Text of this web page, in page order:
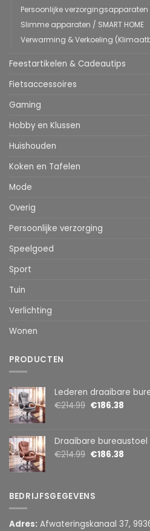
Persoonlijke verzorgingsapparaten
Slimme apparaten / SMART HOME
Verwarming & Verkoeling
Feestartikelen & Cadeautips
Fietsaccessoires
Gaming
Hobby en Klussen
Huishouden
Koken en Tafelen
Mode
Overig
Persoonlijke verzorging
Speelgoed
Sport
Tuin
Verlichting
Wonen
PRODUCTEN
Lederen draaibare
€214.99 €186.38
Draaibare bureaustoel van
€214.99 €186.38
BEDRIJFSGEGEVENS
Adres: Afwateringskanaal 37,